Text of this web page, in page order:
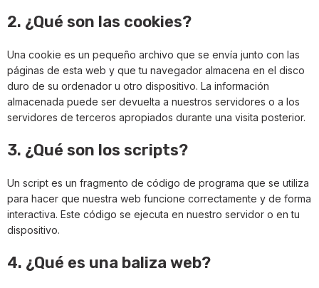
2. ¿Qué son las cookies?
Una cookie es un pequeño archivo que se envía junto con las
páginas de esta web y que tu navegador almacena en el disco
duro de su ordenador u otro dispositivo. La información
almacenada puede ser devuelta a nuestros servidores o a los
servidores de terceros apropiados durante una visita posterior.
3. ¿Qué son los scripts?
Un script es un fragmento de código de programa que se utiliza
para hacer que nuestra web funcione correctamente y de forma
interactiva. Este código se ejecuta en nuestro servidor o en tu
dispositivo.
4. ¿Qué es una baliza web?